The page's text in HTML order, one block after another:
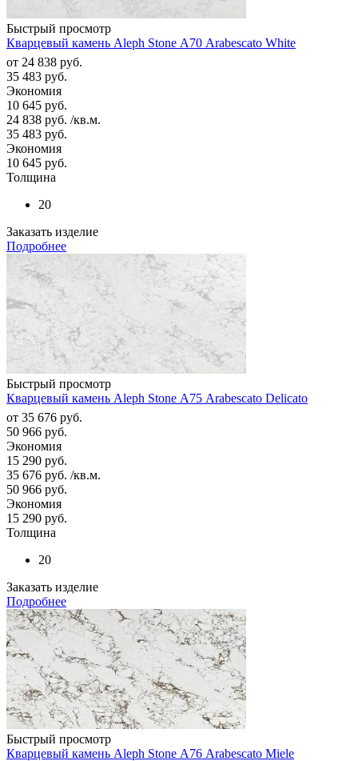
Быстрый просмотр
Кварцевый камень Aleph Stone А70 Arabescato White
от 24 838 руб.
35 483 руб.
Экономия
10 645 руб.
24 838 руб. /кв.м.
35 483 руб.
Экономия
10 645 руб.
Толщина
20
Заказать изделие
Подробнее
Быстрый просмотр
Кварцевый камень Aleph Stone А75 Arabescato Delicato
от 35 676 руб.
50 966 руб.
Экономия
15 290 руб.
35 676 руб. /кв.м.
50 966 руб.
Экономия
15 290 руб.
Толщина
20
Заказать изделие
Подробнее
Быстрый просмотр
Кварцевый камень Aleph Stone А76 Arabescato Miele